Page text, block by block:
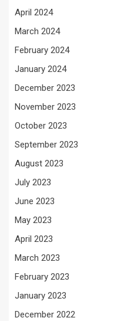
April 2024
March 2024
February 2024
January 2024
December 2023
November 2023
October 2023
September 2023
August 2023
July 2023
June 2023
May 2023
April 2023
March 2023
February 2023
January 2023
December 2022